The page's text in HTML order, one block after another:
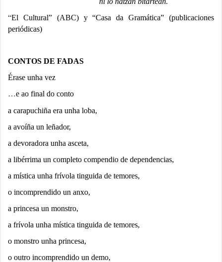
“El Cultural” (ABC) y “Casa da Gramática” (publicaciones
periódicas)
CONTOS DE FADAS
Érase unha vez
…e ao final do conto
a carapuchiña era unha loba,
a avoíña un leñador,
a devoradora unha asceta,
a libérrima un completo compendio de dependencias,
a mística unha frívola tinguida de temores,
o incomprendido un anxo,
a princesa un monstro,
a frívola unha mística tinguida de temores,
o monstro unha princesa,
o outro incomprendido un demo,